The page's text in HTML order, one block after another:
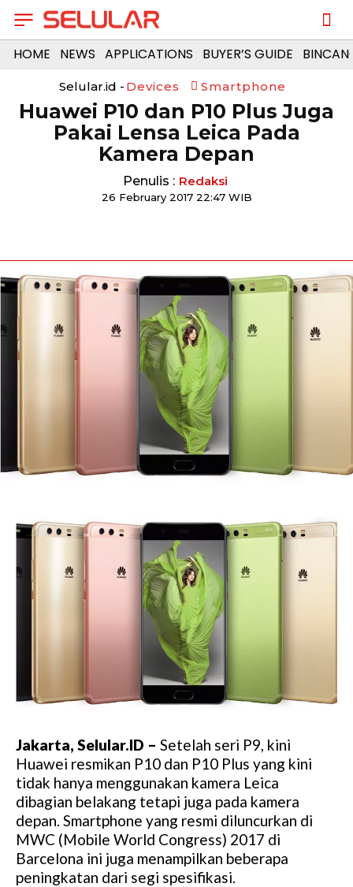
HOME NEWS APPLICATIONS BUYER’S GUIDE
Selular.id - Devices Smartphone
Huawei P10 dan P10 Plus Juga
Pakai Lensa Leica Pada
Kamera Depan
Penulis : Redaksi
26 February 2017 22:47 WIB
Jakarta, Selular.ID – Setelah seri P9, kini
Huawei resmikan P10 dan P10 Plus yang kini
tidak hanya menggunakan kamera Leica
dibagian belakang tetapi juga pada kamera
depan. Smartphone yang resmi diluncurkan di
MWC (Mobile World Congress) 2017 di
Barcelona ini juga menampilkan beberapa
peningkatan dari segi spesifikasi.